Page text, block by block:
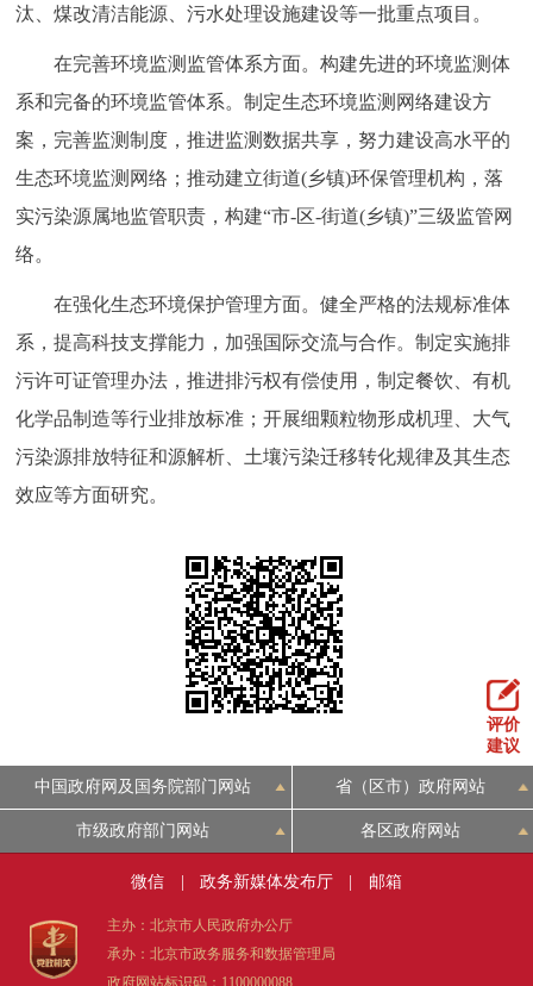
汰、煤改清洁能源、污水处理设施建设等一批重点项目。
在完善环境监测监管体系方面。构建先进的环境监测体
系和完备的环境监管体系。制定生态环境监测网络建设方
案，完善监测制度，推进监测数据共享，努力建设高水平的
生态环境监测网络；推动建立街道(乡镇)环保管理机构，落
实污染源属地监管职责，构建“市-区-街道(乡镇)”三级监管网
络。
在强化生态环境保护管理方面。健全严格的法规标准体
系，提高科技支撑能力，加强国际交流与合作。制定实施排
污许可证管理办法，推进排污权有偿使用，制定餐饮、有机
化学品制造等行业排放标准；开展细颗粒物形成机理、大气
污染源排放特征和源解析、土壤污染迁移转化规律及其生态
效应等方面研究。
评价
建议
中国政府网及国务院部门网站 省（区市）政府网站
市级政府部门网站 各区政府网站
微信 政务新媒体发布厅 邮箱
主办：北京市人民政府办公厅
承办：北京市政务服务和数据管理局
政府网站标识码：1100000088